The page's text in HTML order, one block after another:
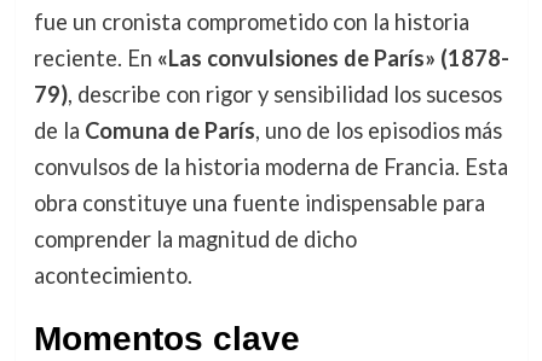
fue un cronista comprometido con la historia
reciente. En «Las convulsiones de París» (1878-
79), describe con rigor y sensibilidad los sucesos
de la Comuna de París, uno de los episodios más
convulsos de la historia moderna de Francia. Esta
obra constituye una fuente indispensable para
comprender la magnitud de dicho
acontecimiento.
Momentos clave